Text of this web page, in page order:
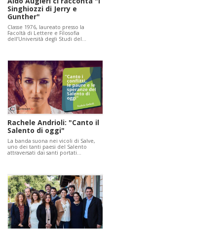
Singhiozzi di Jerry e
Gunther"
Classe 1976, laureato presso la
Facoltà di Lettere e Filosofia
dell’Università degli Studi del…
Rachele Andrioli: "Canto il
Salento di oggi"
La banda suona nei vicoli di Salve,
uno dei tanti paesi del Salento
attraversati dai santi portati…